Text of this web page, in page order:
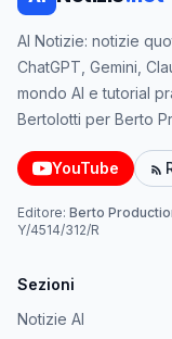
AI Notizie: notizie
ChatGPT, Gemini,
mondo AI e tutorial
Bertolotti per Berto
YouTube
Editore: Berto
Y/4514/312/R
Sezioni
Notizie AI